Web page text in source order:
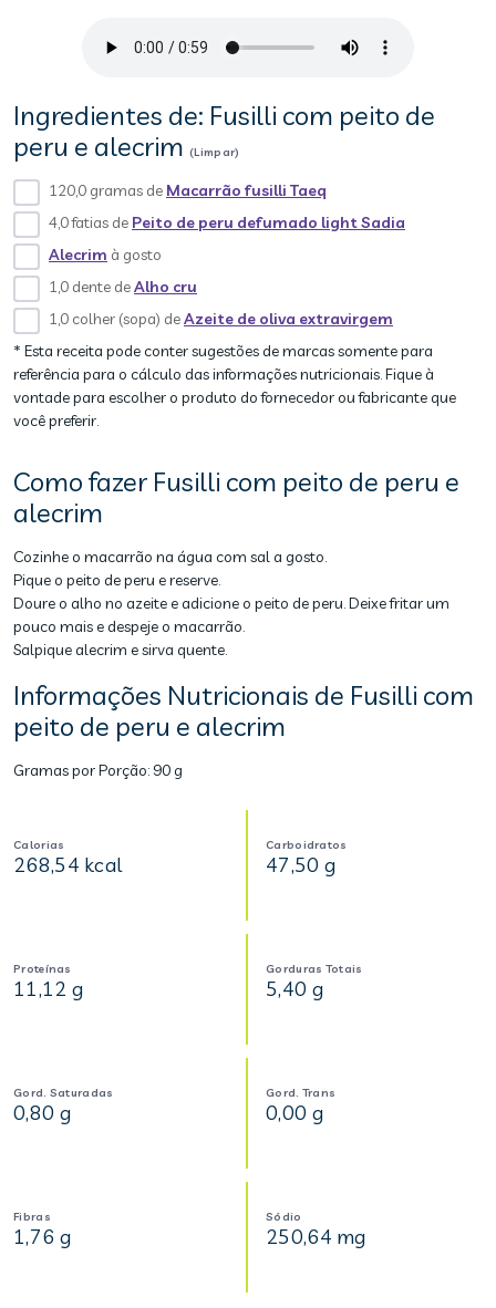
Ingredientes de: Fusilli com peito de
peru e alecrim (Limpar)
120,0 gramas de Macarrão fusilli Taeq
4,0 fatias de Peito de peru defumado light Sadia
Alecrim à gosto
1,0 dente deAlho cru
1,0 colher (sopa) deAzeite de oliva extravirgem
* Esta receita pode conter sugestões de marcas somente para
referência para o cálculo das informações nutricionais. Fique à
vontade para escolher o produto do fornecedor ou fabricante que
você preferir.
Como fazer Fusilli com peito de peru e
alecrim
Cozinhe o macarrão na água com sal a gosto.
Pique o peito de peru e reserve.
Doure o alho no azeite e adicione o peito de peru. Deixe fritar um
pouco mais e despeje o macarrão.
Salpique alecrim e sirva quente.
Informações Nutricionais de Fusilli com
peito de peru e alecrim
Gramas por Porção: 90 g
Calorias
268,54 kcal
Carboidratos
47,50 g
Proteínas
11,12 g
Gorduras Totais
5,40 g
Gord. Saturadas
0,80 g
Gord. Trans
0,00 g
Fibras
1,76 g
Sódio
250,64 mg